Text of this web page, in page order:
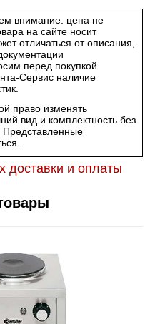
внимание: цена не
на сайте носит
отличаться от описания,
перед покупкой
Сервис наличие
право изменять
вид и комплектность без
Представленные
доставки и оплаты